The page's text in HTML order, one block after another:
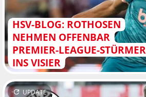
HSV-BLOG: ROTHOSEN
NEHMEN OFFENBAR
PREMIER-LEAGUE-STÜRMER
INS VISIER
UPDATE